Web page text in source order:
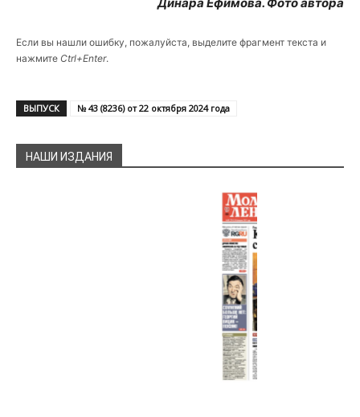
Если вы нашли ошибку, пожалуйста, выделите фрагмент текста и
нажмите Ctrl+Enter.
ВЫПУСК № 43 (8236) от 22 октября 2024 года
НАШИ ИЗДАНИЯ